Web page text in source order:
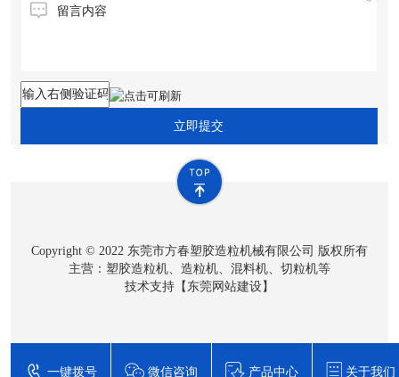
立即提交
Copyright © 2022 东莞市方春塑胶造粒机械有限公司 版权所有
主营：塑胶造粒机、造粒机、混料机、切粒机等
技术支持【东莞网站建设】
一键拨号 微信咨询 产品中心 关于我们